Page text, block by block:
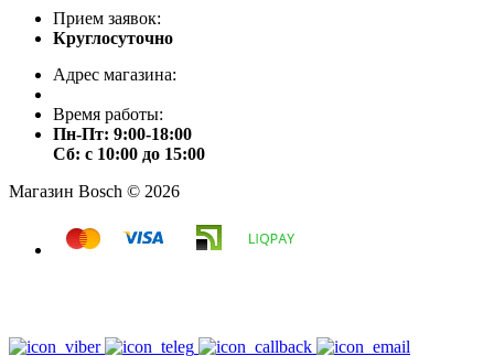
Прием заявок:
Круглосуточно
Адрес магазина:
Время работы:
Пн-Пт: 9:00-18:00
Сб: с 10:00 до 15:00
Магазин Bosch © 2026